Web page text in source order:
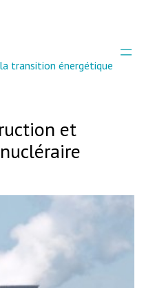
transition énergétique
et